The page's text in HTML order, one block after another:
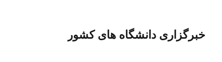
خبرگزاری دانشگاه های کشور